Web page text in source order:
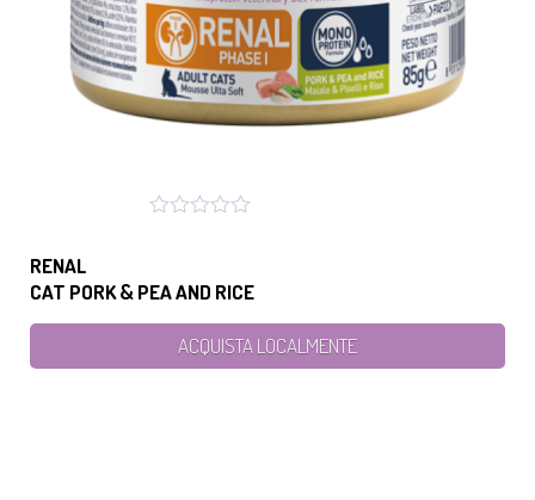
RENAL
CAT PORK & PEA AND RICE
ACQUISTA LOCALMENTE